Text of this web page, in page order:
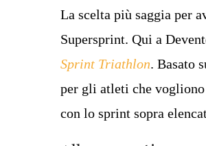
La scelta più saggia per
Supersprint. Qui a
Sprint Triathlon. Basato
per gli atleti che
con lo sprint sopra